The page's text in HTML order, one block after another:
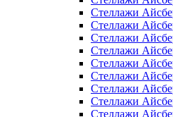
Стеллажи
Стеллажи
Стеллажи
Стеллажи
Стеллажи
Стеллажи
Стеллажи
Стеллажи
Стеллажи